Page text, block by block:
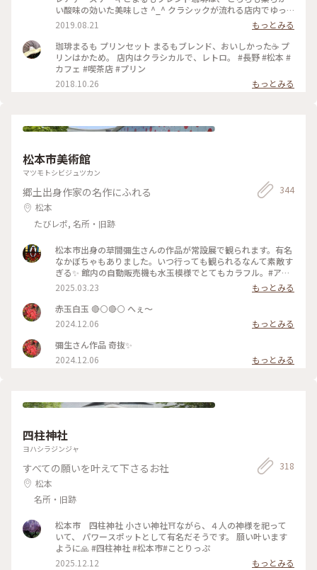
い酸味の効いた美味しさ ^_^ クラシックが流れる店内でゆっ
くり旅の計画たてました🙂 #旅のひととき #ことりっぷ長野 #
珈琲
2019.08.21
もっとみる
珈琲まるも プリンセット まるもブレンド、おいしかった☕️ プ
リンはかため。 店内はクラシカルで、レトロ。 #長野 #松本 #
カフェ #喫茶店 #プリン
2018.10.26
もっとみる
松本市美術館
マツモトシビジュツカン
郷土出身作家の名作にふれる
松本
たびレポ, 名所・旧跡
344
松本市出身の草間彌生さんの作品が常設展で観られます。有名
なかぼちゃもありました。いつ行っても観られるなんて素敵す
ぎる✨ 館内の自動販売機も水玉模様でとてもカラフル。#アー
トな景色#美術館
2025.03.23
もっとみる
赤玉白玉 🔴⚪🔴⚪ へぇ～
2024.12.06
もっとみる
彌生さん作品 奇抜✨
2024.12.06
もっとみる
四柱神社
ヨハシラジンジャ
すべての願いを叶えて下さるお社
松本
名所・旧跡
318
松本市 四柱神社 小さい神社⛩️ながら、４人の神様を祀って
いて、 パワースポットとして有名だそうです。 願い叶います
ように🙏 #四柱神社 #松本市#ことりっぷ
2025.12.12
もっとみる